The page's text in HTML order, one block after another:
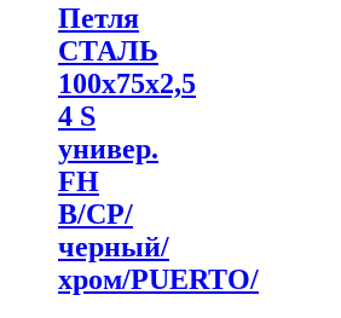
Петля
СТАЛЬ
100х75х2,5
4 S
универ.
FH
B/CP/
черный/
хром/PUERTO/